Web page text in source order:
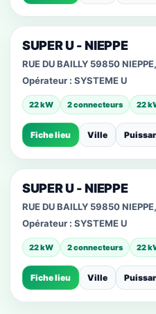
SUPER U - NIEPPE
RUE DU BAILLY 59850
Opérateur : SYSTEME U
22 kW 2 connecteurs 22
Fiche lieu Ville
SUPER U - NIEPPE
RUE DU BAILLY 59850
Opérateur : SYSTEME U
22 kW 2 connecteurs 22
Fiche lieu Ville